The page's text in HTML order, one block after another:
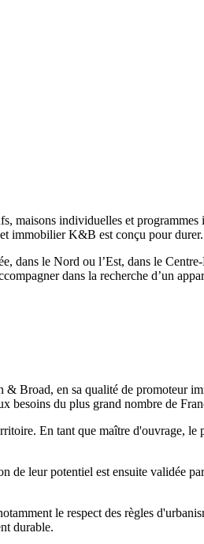
maisons individuelles et
immobilier K&B est conçu pour durer.
dans le Nord ou l’Est, dans le
dans la recherche d’un
Broad, en sa qualité de promoteur
besoins du plus grand nombre de
En tant que maître d'ouvrage, le
de leur potentiel est ensuite validée
le respect des règles
durable.